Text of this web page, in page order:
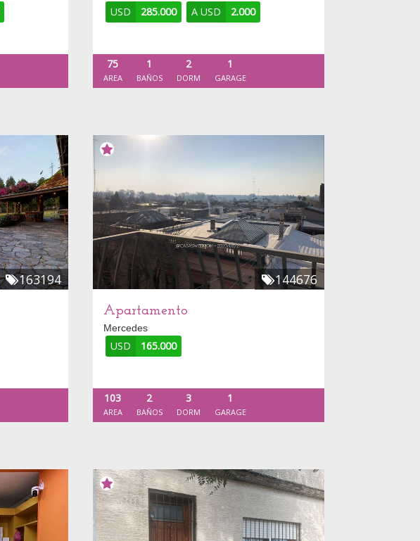
USD 285.000 A USD 2.000
75
AREA
1
BAÑOS
2
DORM
1
GARAGE
163194 144676
Apartamento
Mercedes
USD 165.000
103
AREA
2
BAÑOS
3
DORM
1
GARAGE